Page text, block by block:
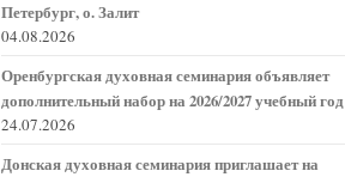
Петербург, о. Залит
04.08.2026
Оренбургская духовная семинария объявляет
дополнительный набор на 2026/2027 учебный год
24.07.2026
Донская духовная семинария приглашает на